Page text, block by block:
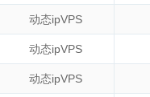
动态ipVPS
动态ipVPS
动态ipVPS